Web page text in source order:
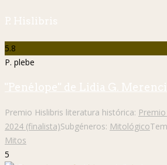
P. Hislibris
5.8
P. plebe
"Penélope" de Lidia G.
Premio Hislibris literatura histórica:
2024 (finalista)Subgéneros: Mitológico
Mitos
5